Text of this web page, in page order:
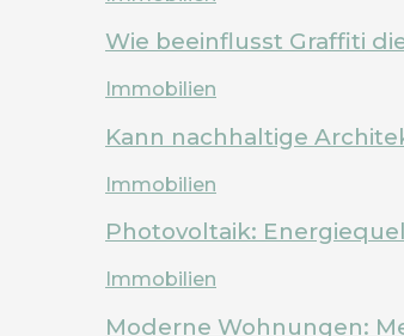
Wie beeinflusst Graffiti
Immobilien
Kann nachhaltige
Immobilien
Photovoltaik:
Immobilien
Moderne Wohnungen: